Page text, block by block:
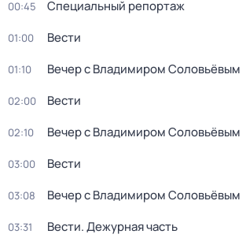
00:45 Специальный репортаж
01:00 Вести
01:10 Вечер с Владимиром Соловьёвым
02:00 Вести
02:10 Вечер с Владимиром Соловьёвым
03:00 Вести
03:08 Вечер с Владимиром Соловьёвым
03:31 Вести. Дежурная часть